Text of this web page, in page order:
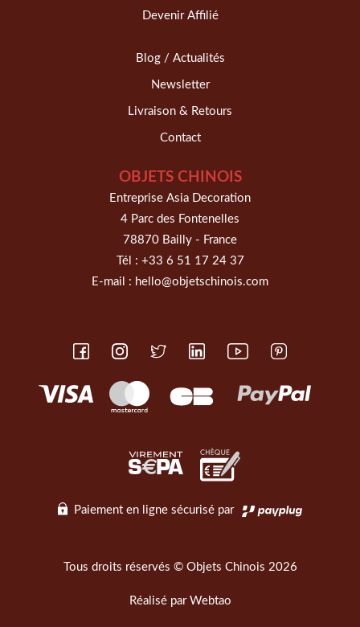
Devenir Affilié
Blog / Actualités
Newsletter
Livraison & Retours
Contact
OBJETS CHINOIS
Entreprise Asia Decoration
4 Parc des Fontenelles
78870 Bailly - France
Tél : +33 6 51 17 24 37
E-mail : hello@objetschinois.com
Paiement en ligne sécurisé par
Tous droits réservés © Objets Chinois 2026
Réalisé par Webtao